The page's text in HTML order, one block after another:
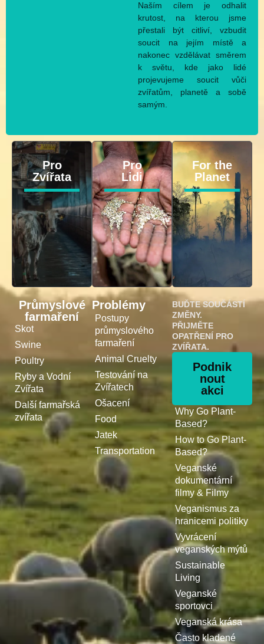
Naším cílem je odhalit
krutost, na kterou jsme
přestali být citliví, vzbudit
soucit na jejím místě a
nakonec vzdělávat směrem
k světu, kde jako lidé
projevujeme soucit vůči
zvířatům, planetě a sobě
samým.
Pro
Zvířata
Pro
Lidi
For the
Planet
Průmyslové
farmaření
Skot
Swine
Poultry
Ryby a Vodní
Zvířata
Další farmařská
zvířata
Problémy
Postupy
průmyslového
farmaření
Animal Cruelty
Testování na
Zvířatech
Ošacení
Food
Jatek
Transportation
BUĎTE SOUČÁSTÍ
ZMĚNY.
PŘIJMĚTE
OPATŘENÍ PRO
ZVÍŘATA.
Podnik
nout
akci
Why Go Plant-
Based?
How to Go Plant-
Based?
Veganské
dokumentární
filmy & Filmy
Veganismus za
hranicemi politiky
Vyvrácení
veganských mýtů
Sustainable
Living
Veganské
sportovci
Veganská krása
Často kladené